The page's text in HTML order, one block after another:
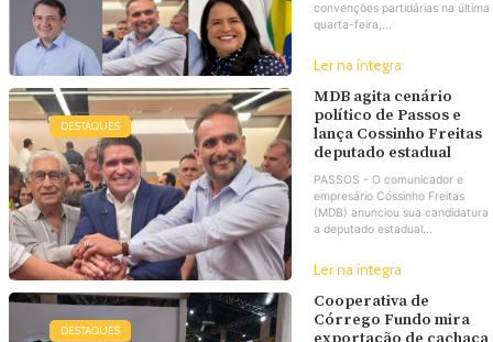
convenções partidárias na última
quarta-feira,...
Ler na íntegra
DESTAQUES
MDB agita cenário
político de Passos e
lança Cossinho Freitas
deputado estadual
PASSOS - O comunicador e
empresário Cóssinho Freitas
(MDB) anunciou sua candidatura
a deputado estadual...
Ler na íntegra
DESTAQUES
Cooperativa de
Córrego Fundo mira